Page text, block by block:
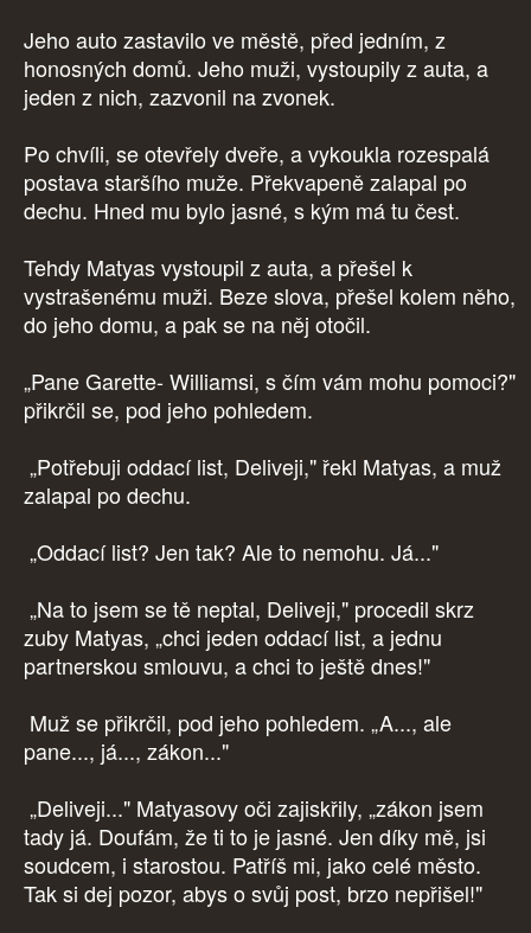
Jeho auto zastavilo ve městě, před jedním, z
honosných domů. Jeho muži, vystoupily z auta, a
jeden z nich, zazvonil na zvonek.
Po chvíli, se otevřely dveře, a vykoukla rozespalá
postava staršího muže. Překvapeně zalapal po
dechu. Hned mu bylo jasné, s kým má tu čest.
Tehdy Matyas vystoupil z auta, a přešel k
vystrašenému muži. Beze slova, přešel kolem něho,
do jeho domu, a pak se na něj otočil.
„Pane Garette- Williamsi, s čím vám mohu pomoci?"
přikrčil se, pod jeho pohledem.
„Potřebuji oddací list, Deliveji," řekl Matyas, a muž
zalapal po dechu.
„Oddací list? Jen tak? Ale to nemohu. Já..."
„Na to jsem se tě neptal, Deliveji," procedil skrz
zuby Matyas, „chci jeden oddací list, a jednu
partnerskou smlouvu, a chci to ještě dnes!"
Muž se přikrčil, pod jeho pohledem. „A..., ale
pane..., já..., zákon..."
„Deliveji..." Matyasovy oči zajiskřily, „zákon jsem
tady já. Doufám, že ti to je jasné. Jen díky mě, jsi
soudcem, i starostou. Patříš mi, jako celé město.
Tak si dej pozor, abys o svůj post, brzo nepřišel!"